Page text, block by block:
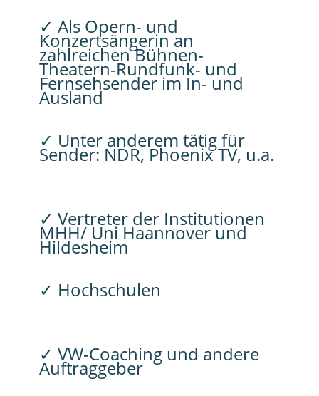
✓ Als Opern- und
Konzertsängerin an
zahlreichen Bühnen-
Theatern-Rundfunk- und
Fernsehsender im In- und
Ausland
✓ Unter anderem tätig für
Sender: NDR, Phoenix TV, u.a.
✓ Vertreter der Institutionen
MHH/ Uni Haannover und
Hildesheim
✓ Hochschulen
✓ VW-Coaching und andere
Auftraggeber